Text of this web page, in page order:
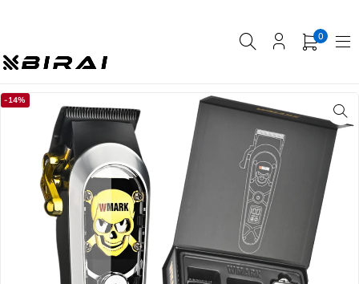
0
-14%